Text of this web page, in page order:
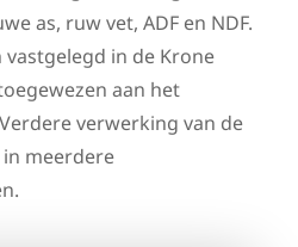
as, ruw vet, ADF en NDF.
in de Krone
aan het
verwerking van de
meerdere